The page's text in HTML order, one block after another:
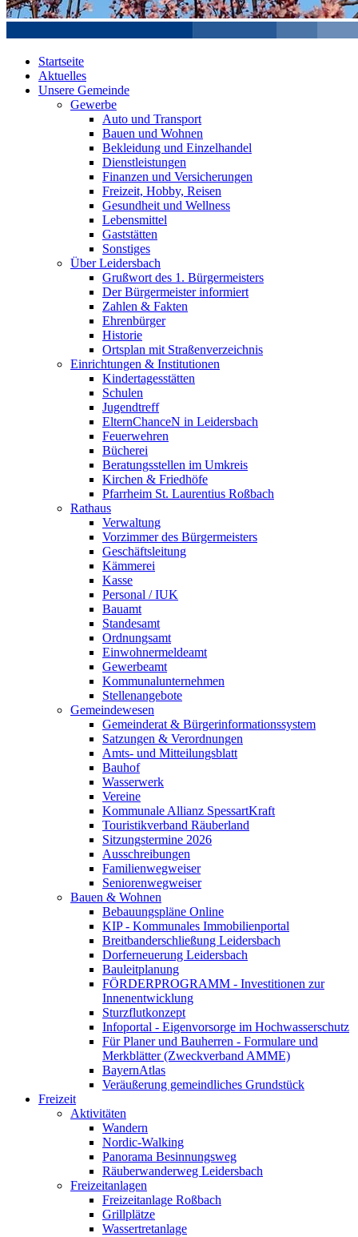
Startseite
Aktuelles
Unsere Gemeinde
Gewerbe
Auto und Transport
Bauen und Wohnen
Bekleidung und Einzelhandel
Dienstleistungen
Finanzen und Versicherungen
Freizeit, Hobby, Reisen
Gesundheit und Wellness
Lebensmittel
Gaststätten
Sonstiges
Über Leidersbach
Grußwort des 1. Bürgermeisters
Der Bürgermeister informiert
Zahlen & Fakten
Ehrenbürger
Historie
Ortsplan mit Straßenverzeichnis
Einrichtungen & Institutionen
Kindertagesstätten
Schulen
Jugendtreff
ElternChanceN in Leidersbach
Feuerwehren
Bücherei
Beratungsstellen im Umkreis
Kirchen & Friedhöfe
Pfarrheim St. Laurentius Roßbach
Rathaus
Verwaltung
Vorzimmer des Bürgermeisters
Geschäftsleitung
Kämmerei
Kasse
Personal / IUK
Bauamt
Standesamt
Ordnungsamt
Einwohnermeldeamt
Gewerbeamt
Kommunalunternehmen
Stellenangebote
Gemeindewesen
Gemeinderat & Bürgerinformationssystem
Satzungen & Verordnungen
Amts- und Mitteilungsblatt
Bauhof
Wasserwerk
Vereine
Kommunale Allianz SpessartKraft
Touristikverband Räuberland
Sitzungstermine 2026
Ausschreibungen
Familienwegweiser
Seniorenwegweiser
Bauen & Wohnen
Bebauungspläne Online
KIP - Kommunales Immobilienportal
Breitbanderschließung Leidersbach
Dorferneuerung Leidersbach
Bauleitplanung
FÖRDERPROGRAMM - Investitionen zur
Innenentwicklung
Sturzflutkonzept
Infoportal - Eigenvorsorge im Hochwasserschutz
Für Planer und Bauherren - Formulare und
Merkblätter (Zweckverband AMME)
BayernAtlas
Veräußerung gemeindliches Grundstück
Freizeit
Aktivitäten
Wandern
Nordic-Walking
Panorama Besinnungsweg
Räuberwanderweg Leidersbach
Freizeitanlagen
Freizeitanlage Roßbach
Grillplätze
Wassertretanlage